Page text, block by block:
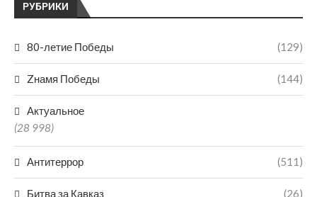
РУБРИКИ
80-летие Победы (129)
Zнамя Победы (144)
Актуальное
(28 998)
Антитеррор (511)
Битва за Кавказ (26)